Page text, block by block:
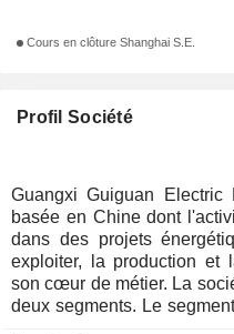
Profil Société
Guangxi Guiguan
basée en Chine dont
dans des projets
exploiter, la production et
son cœur de métier. La
deux segments. Le
Cours en clôture Shanghai S.E.